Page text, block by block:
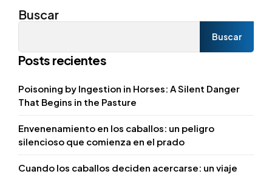
Buscar
Buscar
Posts recientes
Poisoning by Ingestion in Horses: A Silent Danger
That Begins in the Pasture
Envenenamiento en los caballos: un peligro
silencioso que comienza en el prado
Cuando los caballos deciden acercarse: un viaje